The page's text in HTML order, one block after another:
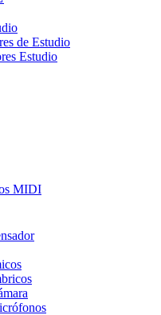
de Estudio
Estudio
MIDI